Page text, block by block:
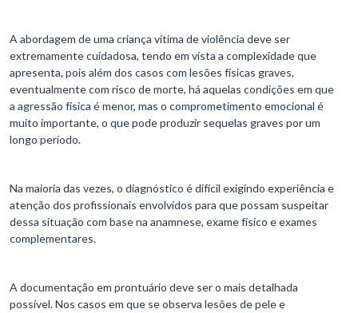
A abordagem de uma criança vítima de violência deve ser
extremamente cuidadosa, tendo em vista a complexidade que
apresenta, pois além dos casos com lesões físicas graves,
eventualmente com risco de morte, há aquelas condições em que
a agressão física é menor, mas o comprometimento emocional é
muito importante, o que pode produzir sequelas graves por um
longo período.
Na maioria das vezes, o diagnóstico é difícil exigindo experiência e
atenção dos profissionais envolvidos para que possam suspeitar
dessa situação com base na anamnese, exame físico e exames
complementares.
A documentação em prontuário deve ser o mais detalhada
possível. Nos casos em que se observa lesões de pele e